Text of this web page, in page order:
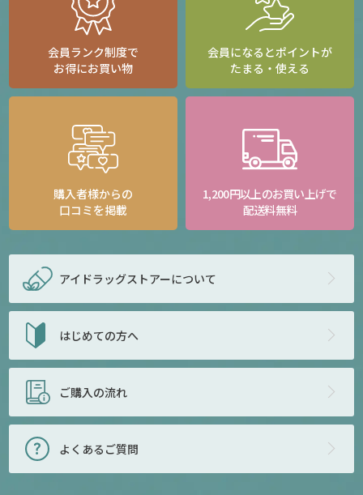
会員ランク制度で
お得にお買い物
会員になるとポイントが
たまる・使える
購入者様からの
口コミを掲載
1,200円以上のお買い上げで
配送料無料
アイドラッグストアーについて
はじめての方へ
ご購入の流れ
よくあるご質問